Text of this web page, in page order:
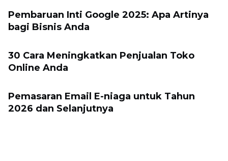
Pembaruan Inti Google 2025: Apa Artinya
bagi Bisnis Anda
30 Cara Meningkatkan Penjualan Toko
Online Anda
Pemasaran Email E-niaga untuk Tahun
2026 dan Selanjutnya